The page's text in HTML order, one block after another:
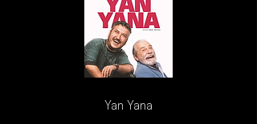
Yan Yana